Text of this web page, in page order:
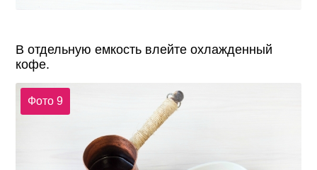
В отдельную емкость влейте охлажденный
кофе.
Фото 9